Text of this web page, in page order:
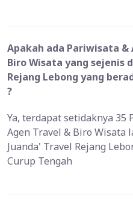
Apakah ada Pariwisata &
Biro Wisata yang sejenis
Rejang Lebong yang
?
Ya, terdapat setidaknya 35
Agen Travel & Biro Wisata
Juanda' Travel Rejang
Curup Tengah